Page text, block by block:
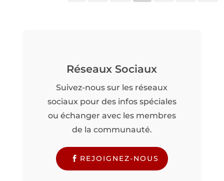
Réseaux Sociaux
Suivez-nous sur les réseaux
sociaux pour des infos spéciales
ou échanger avec les membres
de la communauté.
REJOIGNEZ-NOUS